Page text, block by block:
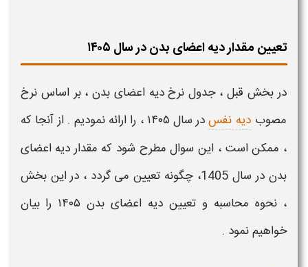
تعیین مقدار دیه اعضای بدن در سال ۱۴۰۵​
در بخش قبل ،جدول نرخ دیه اعضای بدن ، بر اساس نرخ
مصوب دیه نفسدر سال ۱۴۰۵
، را ارائه نمودیم . از آنجا که
، ممکن است ، این سوال مطرح شود که مقداردیه اعضای
بدن در سال 1405، چگونه تعیین می گردد ، در این بخش
، نحوه محاسبه و تعیین دیه اعضای بدن ۱۴۰۵​ را بیان
خواهیم نمود .